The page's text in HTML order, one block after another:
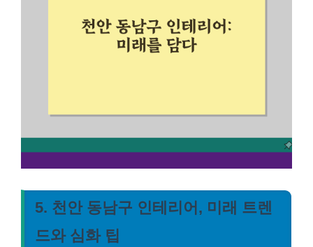
5. 천안 동남구 인테리어, 미래 트렌
드와 심화 팁